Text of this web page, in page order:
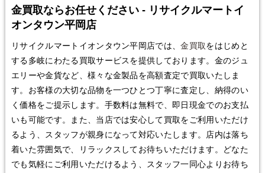
金買取ならお任せください - リサイクルマートイ
オンタウン平岡店
リサイクルマートイオンタウン平岡店では、金買取をはじめと
する多岐にわたる買取サービスを提供しております。金のジュ
エリーや金貨など、様々な金製品を高額査定で買取いたしま
す。お客様の大切な品物を一つひとつ丁寧に査定し、納得のい
く価格をご提示します。手数料は無料で、即日現金でのお支払
いも可能です。また、当店では安心して買取をご利用いただけ
るよう、スタッフが親身になって対応いたします。店内は落ち
着いた雰囲気で、リラックスしてお待ちいただけます。どなた
でも気軽にご利用いただけるよう、スタッフ一同心よりお待ち